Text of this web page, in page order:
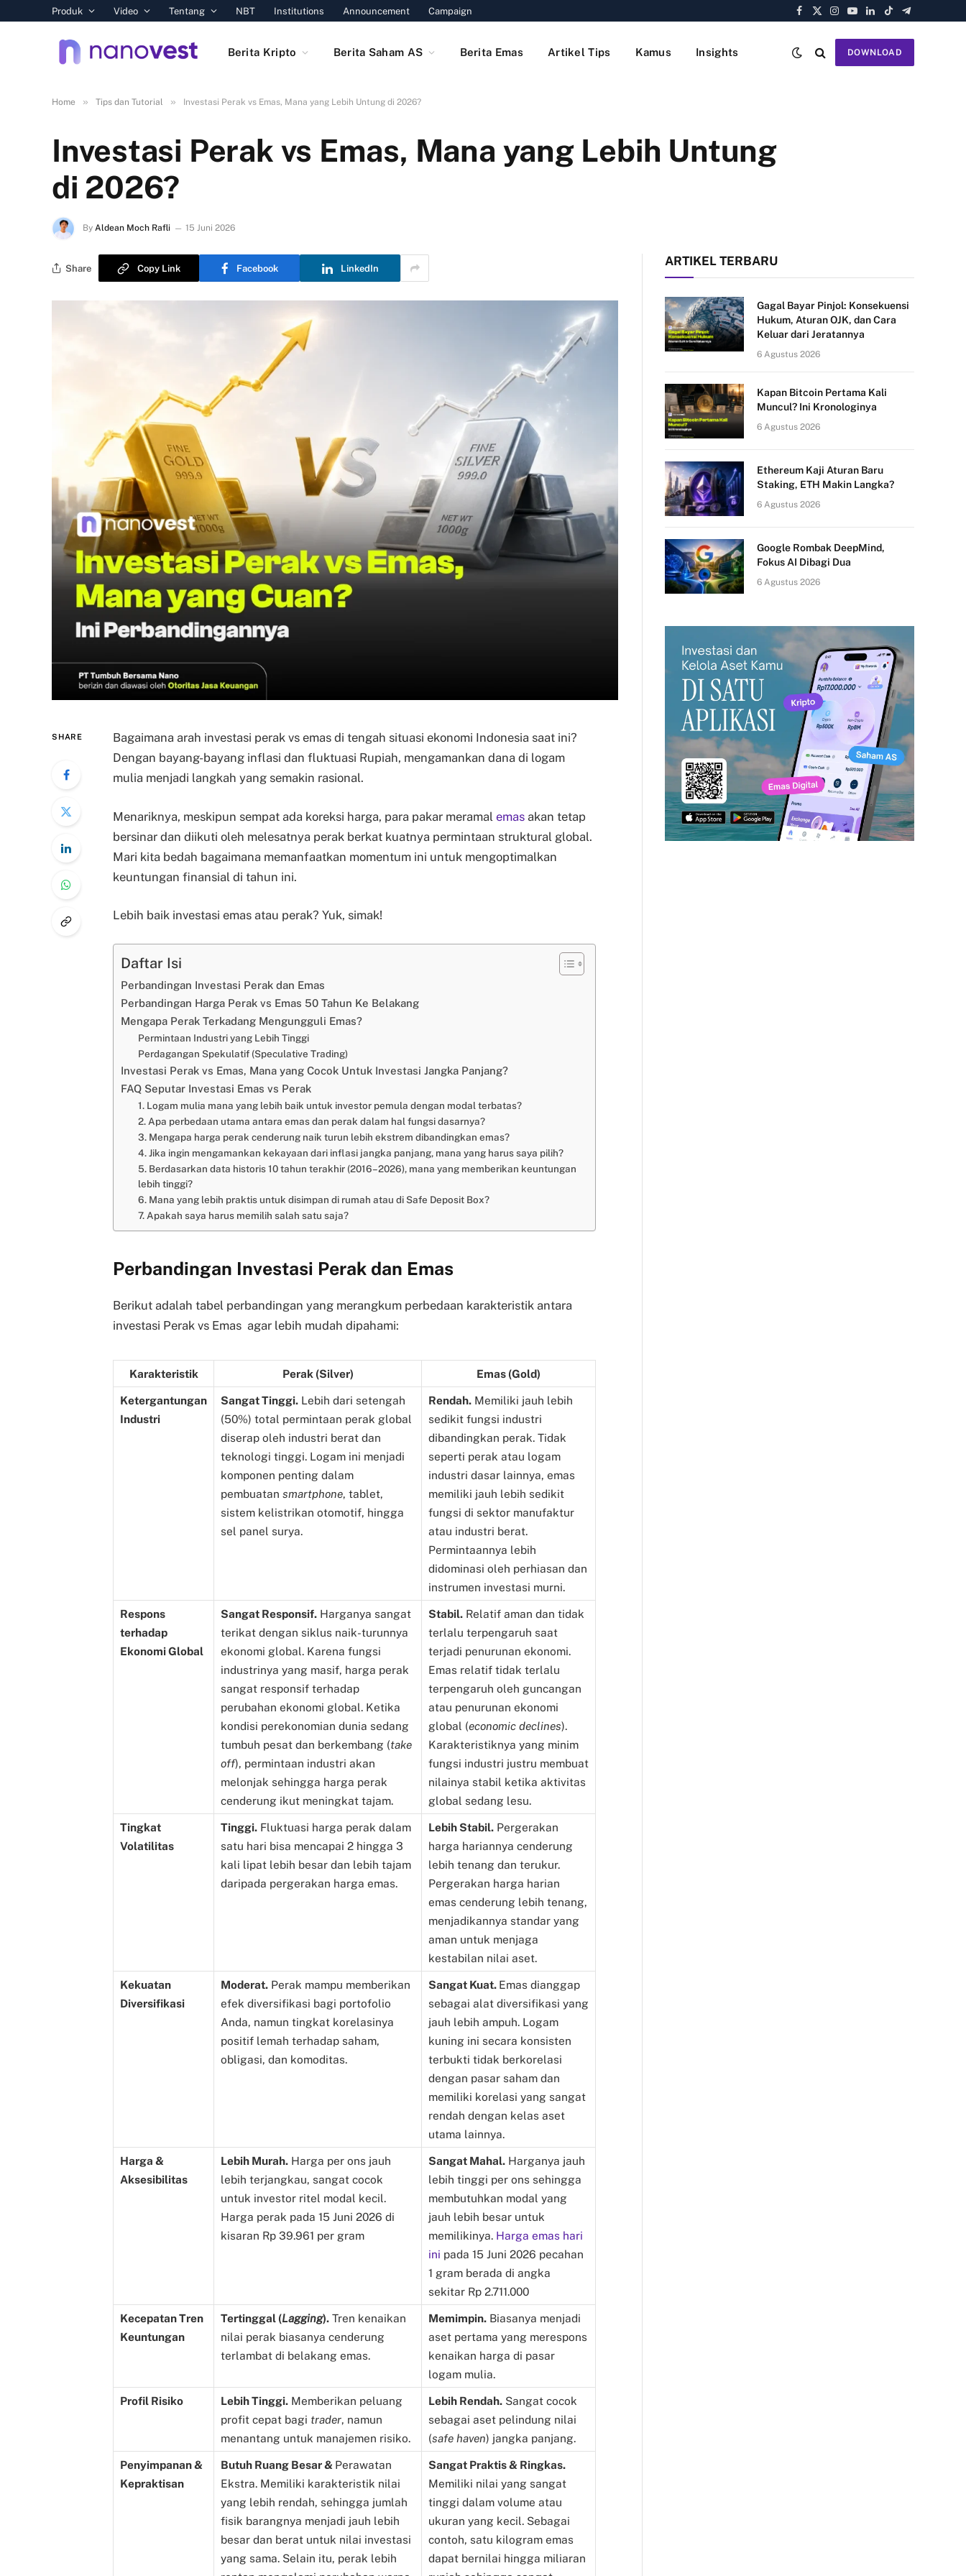
Produk Video Tentang NBT Institutions Announcement Campaign
Facebook
X
Instagram
YouTube
LinkedIn
TikTokTelegram
Berita Kripto Berita Saham AS Berita Emas Artikel Tips Kamus Insights DOWNLOAD
Home » Tips dan Tutorial » Investasi Perak vs Emas, Mana yang Lebih Untung di 2026?
Investasi Perak vs Emas, Mana yang Lebih Untung
di 2026?
By Aldean Moch Rafli 15 Juni 2026
Share Copy Link Facebook LinkedIn
SHARE
Bagaimana arah investasi perak vs emas di tengah situasi ekonomi Indonesia saat ini?
Dengan bayang-bayang inflasi dan fluktuasi Rupiah, mengamankan dana di logam
mulia menjadi langkah yang semakin rasional.
Menariknya, meskipun sempat ada koreksi harga, para pakar meramal emas akan tetap
bersinar dan diikuti oleh melesatnya perak berkat kuatnya permintaan struktural global.
Mari kita bedah bagaimana memanfaatkan momentum ini untuk mengoptimalkan
keuntungan finansial di tahun ini.
Lebih baik investasi emas atau perak? Yuk, simak!
Daftar Isi
Perbandingan Investasi Perak dan Emas
Perbandingan Harga Perak vs Emas 50 Tahun Ke Belakang
Mengapa Perak Terkadang Mengungguli Emas?
Permintaan Industri yang Lebih Tinggi
Perdagangan Spekulatif (Speculative Trading)
Investasi Perak vs Emas, Mana yang Cocok Untuk Investasi Jangka Panjang?
FAQ Seputar Investasi Emas vs Perak
1. Logam mulia mana yang lebih baik untuk investor pemula dengan modal terbatas?
2. Apa perbedaan utama antara emas dan perak dalam hal fungsi dasarnya?
3. Mengapa harga perak cenderung naik turun lebih ekstrem dibandingkan emas?
4. Jika ingin mengamankan kekayaan dari inflasi jangka panjang, mana yang harus saya pilih?
5. Berdasarkan data historis 10 tahun terakhir (2016–2026), mana yang memberikan keuntungan
lebih tinggi?
6. Mana yang lebih praktis untuk disimpan di rumah atau di Safe Deposit Box?
7. Apakah saya harus memilih salah satu saja?
Perbandingan Investasi Perak dan Emas
Berikut adalah tabel perbandingan yang merangkum perbedaan karakteristik antara
investasi Perak vs Emas agar lebih mudah dipahami:
Karakteristik Perak (Silver) Emas (Gold)
Ketergantungan
Industri
Sangat Tinggi. Lebih dari setengah
(50%) total permintaan perak global
diserap oleh industri berat dan
teknologi tinggi. Logam ini menjadi
komponen penting dalam
pembuatan smartphone, tablet,
sistem kelistrikan otomotif, hingga
sel panel surya.
Rendah. Memiliki jauh lebih
sedikit fungsi industri
dibandingkan perak. Tidak
seperti perak atau logam
industri dasar lainnya, emas
memiliki jauh lebih sedikit
fungsi di sektor manufaktur
atau industri berat.
Permintaannya lebih
didominasi oleh perhiasan dan
instrumen investasi murni.
Respons
terhadap
Ekonomi Global
Sangat Responsif. Harganya sangat
terikat dengan siklus naik-turunnya
ekonomi global. Karena fungsi
industrinya yang masif, harga perak
sangat responsif terhadap
perubahan ekonomi global. Ketika
kondisi perekonomian dunia sedang
tumbuh pesat dan berkembang (take
off), permintaan industri akan
melonjak sehingga harga perak
cenderung ikut meningkat tajam.
Stabil. Relatif aman dan tidak
terlalu terpengaruh saat
terjadi penurunan ekonomi.
Emas relatif tidak terlalu
terpengaruh oleh guncangan
atau penurunan ekonomi
global (economic declines).
Karakteristiknya yang minim
fungsi industri justru membuat
nilainya stabil ketika aktivitas
global sedang lesu.
Tingkat
Volatilitas
Tinggi. Fluktuasi harga perak dalam
satu hari bisa mencapai 2 hingga 3
kali lipat lebih besar dan lebih tajam
daripada pergerakan harga emas.
Lebih Stabil. Pergerakan
harga hariannya cenderung
lebih tenang dan terukur.
Pergerakan harga harian
emas cenderung lebih tenang,
menjadikannya standar yang
aman untuk menjaga
kestabilan nilai aset.
Kekuatan
Diversifikasi
Moderat. Perak mampu memberikan
efek diversifikasi bagi portofolio
Anda, namun tingkat korelasinya
positif lemah terhadap saham,
obligasi, dan komoditas.
Sangat Kuat. Emas dianggap
sebagai alat diversifikasi yang
jauh lebih ampuh. Logam
kuning ini secara konsisten
terbukti tidak berkorelasi
dengan pasar saham dan
memiliki korelasi yang sangat
rendah dengan kelas aset
utama lainnya.
Harga &
Aksesibilitas
Lebih Murah. Harga per ons jauh
lebih terjangkau, sangat cocok
untuk investor ritel modal kecil.
Harga perak pada 15 Juni 2026 di
kisaran Rp 39.961 per gram
Sangat Mahal. Harganya jauh
lebih tinggi per ons sehingga
membutuhkan modal yang
jauh lebih besar untuk
memilikinya. Harga emas hari
ini pada 15 Juni 2026 pecahan
1 gram berada di angka
sekitar Rp 2.711.000
Kecepatan Tren
Keuntungan
Tertinggal (Lagging). Tren kenaikan
nilai perak biasanya cenderung
terlambat di belakang emas.
Memimpin. Biasanya menjadi
aset pertama yang merespons
kenaikan harga di pasar
logam mulia.
Profil Risiko Lebih Tinggi. Memberikan peluang
profit cepat bagi trader, namun
menantang untuk manajemen risiko.
Lebih Rendah. Sangat cocok
sebagai aset pelindung nilai
(safe haven) jangka panjang.
Penyimpanan &
Kepraktisan
Butuh Ruang Besar & Perawatan
Ekstra. Memiliki karakteristik nilai
yang lebih rendah, sehingga jumlah
fisik barangnya menjadi jauh lebih
besar dan berat untuk nilai investasi
yang sama. Selain itu, perak lebih
Sangat Praktis & Ringkas.
Memiliki nilai yang sangat
tinggi dalam volume atau
ukuran yang kecil. Sebagai
contoh, satu kilogram emas
dapat bernilai hingga miliaran
ARTIKEL TERBARU
Gagal Bayar Pinjol: Konsekuensi
Hukum, Aturan OJK, dan Cara
Keluar dari Jeratannya
6 Agustus 2026
Kapan Bitcoin Pertama Kali
Muncul? Ini Kronologinya
6 Agustus 2026
Ethereum Kaji Aturan Baru
Staking, ETH Makin Langka?
6 Agustus 2026
Google Rombak DeepMind,
Fokus AI Dibagi Dua
6 Agustus 2026